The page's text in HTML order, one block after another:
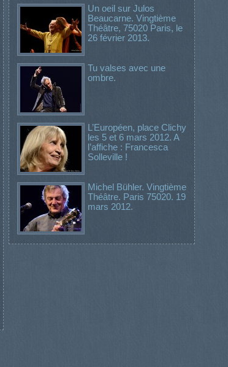
Un oeil sur Julos
Beaucarne. Vingtième
Théâtre, 75020 Paris, le
26 février 2013.
Tu valses avec une
ombre.
L’Européen, place Clichy
les 5 et 6 mars 2012. A
l’affiche : Francesca
Solleville !
Michel Bühler. Vingtième
Théâtre. Paris 75020. 19
mars 2012.